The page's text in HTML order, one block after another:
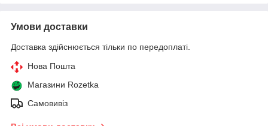
Умови доставки
Доставка здійснюється тільки по передоплаті.
Нова Пошта
Магазини Rozetka
Самовивіз